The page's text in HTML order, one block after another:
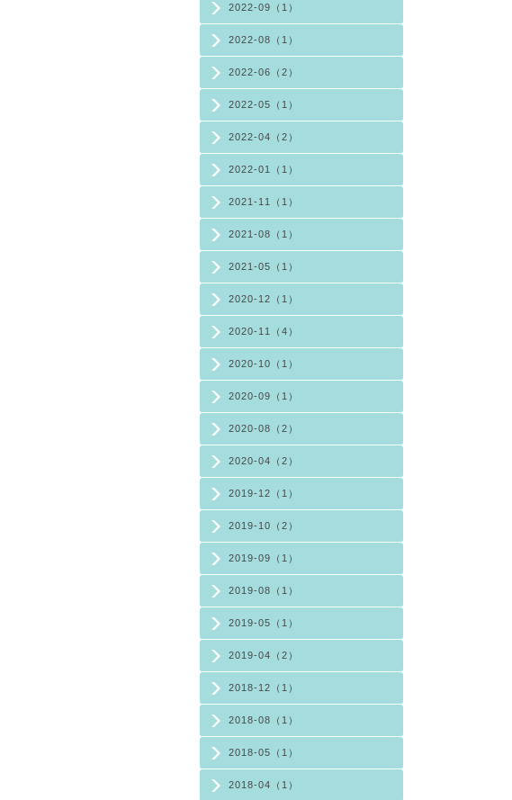
2022-09（1）
2022-08（1）
2022-06（2）
2022-05（1）
2022-04（2）
2022-01（1）
2021-11（1）
2021-08（1）
2021-05（1）
2020-12（1）
2020-11（4）
2020-10（1）
2020-09（1）
2020-08（2）
2020-04（2）
2019-12（1）
2019-10（2）
2019-09（1）
2019-08（1）
2019-05（1）
2019-04（2）
2018-12（1）
2018-08（1）
2018-05（1）
2018-04（1）